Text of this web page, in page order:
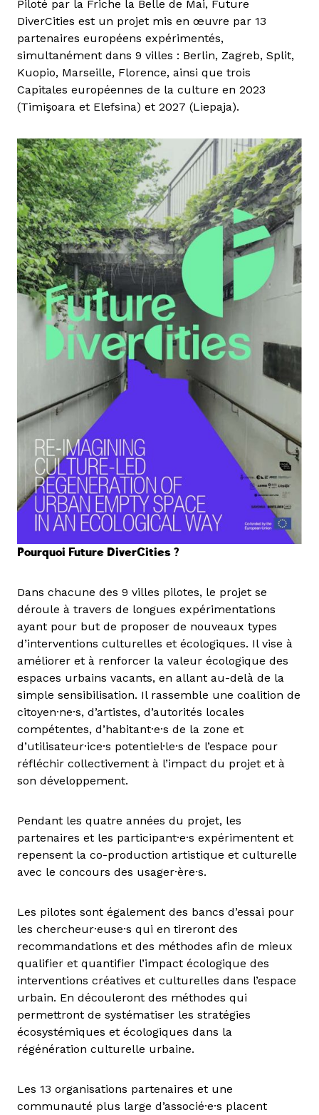
Piloté par la Friche la Belle de Mai, Future
DiverCities est un projet mis en œuvre par 13
partenaires européens expérimentés,
simultanément dans 9 villes : Berlin, Zagreb, Split,
Kuopio, Marseille, Florence, ainsi que trois
Capitales européennes de la culture en 2023
(Timişoara et Elefsina) et 2027 (Liepaja).
Pourquoi Future DiverCities ?
Dans chacune des 9 villes pilotes, le projet se
déroule à travers de longues expérimentations
ayant pour but de proposer de nouveaux types
d’interventions culturelles et écologiques. Il vise à
améliorer et à renforcer la valeur écologique des
espaces urbains vacants, en allant au-delà de la
simple sensibilisation. Il rassemble une coalition de
citoyen·ne·s, d’artistes, d’autorités locales
compétentes, d’habitant·e·s de la zone et
d’utilisateur·ice·s potentiel·le·s de l’espace pour
réfléchir collectivement à l’impact du projet et à
son développement.
Pendant les quatre années du projet, les
partenaires et les participant·e·s expérimentent et
repensent la co-production artistique et culturelle
avec le concours des usager·ère·s.
Les pilotes sont également des bancs d’essai pour
les chercheur·euse·s qui en tireront des
recommandations et des méthodes afin de mieux
qualifier et quantifier l’impact écologique des
interventions créatives et culturelles dans l’espace
urbain. En découleront des méthodes qui
permettront de systématiser les stratégies
écosystémiques et écologiques dans la
régénération culturelle urbaine.
Les 13 organisations partenaires et une
communauté plus large d’associé·e·s placent